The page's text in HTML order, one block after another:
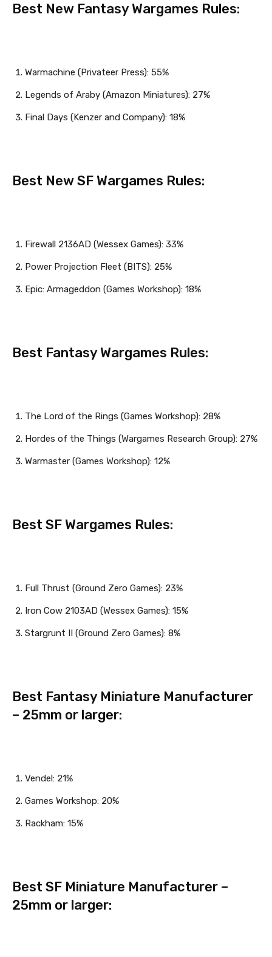
Best New Fantasy Wargames Rules:
Warmachine (Privateer Press): 55%
Legends of Araby (Amazon Miniatures): 27%
Final Days (Kenzer and Company): 18%
Best New SF Wargames Rules:
Firewall 2136AD (Wessex Games): 33%
Power Projection Fleet (BITS): 25%
Epic: Armageddon (Games Workshop): 18%
Best Fantasy Wargames Rules:
The Lord of the Rings (Games Workshop): 28%
Hordes of the Things (Wargames Research Group): 27%
Warmaster (Games Workshop): 12%
Best SF Wargames Rules:
Full Thrust (Ground Zero Games): 23%
Iron Cow 2103AD (Wessex Games): 15%
Stargrunt II (Ground Zero Games): 8%
Best Fantasy Miniature Manufacturer
– 25mm or larger:
Vendel: 21%
Games Workshop: 20%
Rackham: 15%
Best SF Miniature Manufacturer –
25mm or larger: